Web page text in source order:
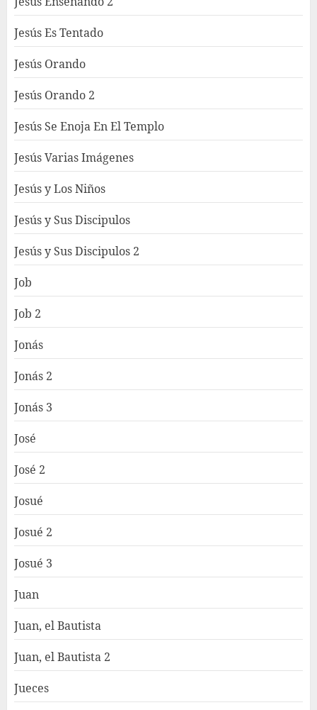
Jesús Es Tentado
Jesús Orando
Jesús Orando 2
Jesús Se Enoja En El Templo
Jesús Varias Imágenes
Jesús y Los Niños
Jesús y Sus Discipulos
Jesús y Sus Discipulos 2
Job
Job 2
Jonás
Jonás 2
Jonás 3
José
José 2
Josué
Josué 2
Josué 3
Juan
Juan, el Bautista
Juan, el Bautista 2
Jueces